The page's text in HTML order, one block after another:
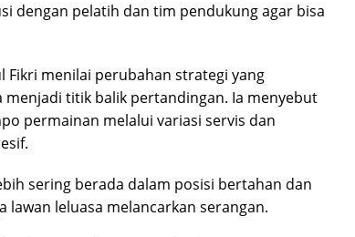
dengan pelatih dan tim pendukung agar bisa
Fikri menilai perubahan strategi yang
menjadi titik balik pertandingan. Ia menyebut
permainan melalui variasi servis dan
sering berada dalam posisi bertahan dan
leluasa melancarkan serangan.